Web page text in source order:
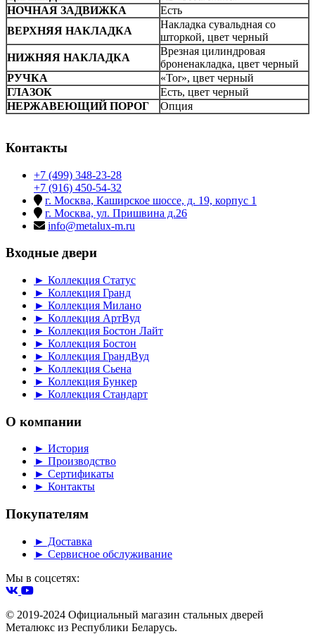
НОЧНАЯ ЗАДВИЖКА
Есть
ВЕРХНЯЯ НАКЛАДКА
Накладка сувальдная со
шторкой, цвет черный
НИЖНЯЯ НАКЛАДКА
Врезная цилиндровая
броненакладка, цвет черный
РУЧКА
«Tor», цвет черный
ГЛАЗОК
Есть, цвет черный
НЕРЖАВЕЮЩИЙ ПОРОГ
Опция
Контакты
+7 (499) 348-23-28
+7 (916) 450-54-32
г. Москва, Каширское шоссе, д. 19, корпус 1
г. Москва, ул. Пришвина д.26
info@metalux-m.ru
Входные двери
► Коллекция Статус
► Коллекция Гранд
► Коллекция Милано
► Коллекция АртВуд
► Коллекция Бостон Лайт
► Коллекция Бостон
► Коллекция ГрандВуд
► Коллекция Сьена
► Коллекция Бункер
► Коллекция Стандарт
О компании
► История
► Производство
► Сертификаты
► Контакты
Покупателям
► Доставка
► Сервисное обслуживание
Мы в соцсетях:
© 2019-2024 Официальный магазин стальных дверей
Металюкс из Республики Беларусь.